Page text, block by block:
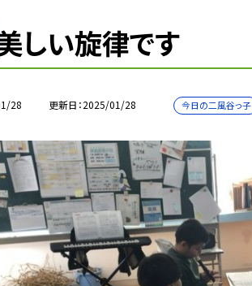
しい旋律です
28 更新日 2025/01/28 今日の二風谷っ子